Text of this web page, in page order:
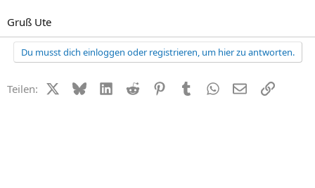
Gruß Ute
Du musst dich einloggen oder registrieren, um hier zu antworten.
Teilen: X (Twitter)
BlueskyLinkedIn
Reddit PinterestTumblr WhatsApp
E-MailLink